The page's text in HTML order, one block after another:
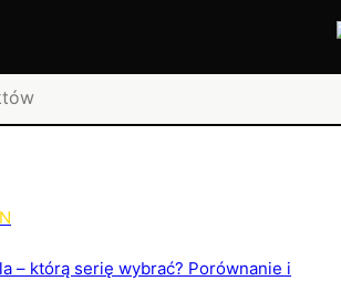
– którą serię wybrać? Porównanie i